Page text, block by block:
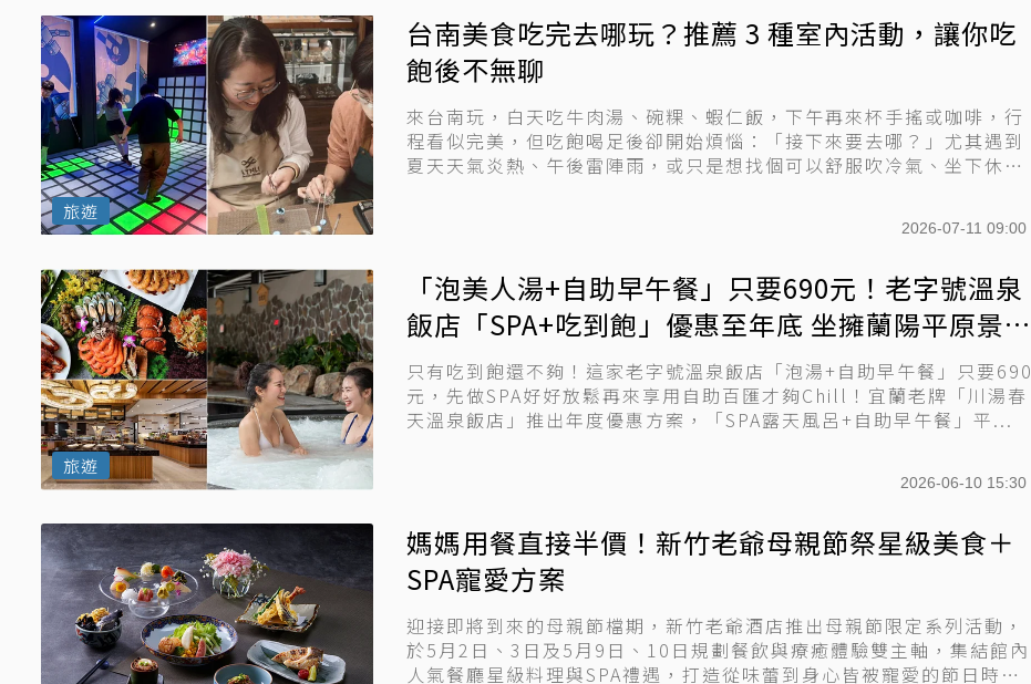
台南美食吃完去哪玩？推薦 3 種室內活動，讓你吃
飽後不無聊
來台南玩，白天吃牛肉湯、碗粿、蝦仁飯，下午再來杯手搖或咖啡，行
程看似完美，但吃飽喝足後卻開始煩惱：「接下來要去哪？」尤其遇到
夏天天氣炎熱、午後雷陣雨，或只是想找個可以舒服吹冷氣、坐下休息
旅遊
2026-07-11 09:00
「泡美人湯+自助早午餐」只要690元！老字號溫泉
飯店「SPA+吃到飽」優惠至年底 坐擁蘭陽平原景緻
爽嗑Buffet
只有吃到飽還不夠！這家老字號溫泉飯店「泡湯+自助早午餐」只要690
元，先做SPA好好放鬆再來享用自助百匯才夠Chill！宜蘭老牌「川湯春
天溫泉飯店」推出年度優惠方案，「SPA露天風呂+自助早午餐」平...
旅遊
2026-06-10 15:30
媽媽用餐直接半價！新竹老爺母親節祭星級美食＋
SPA寵愛方案
迎接即將到來的母親節檔期，新竹老爺酒店推出母親節限定系列活動，
於5月2日、3日及5月9日、10日規劃餐飲與療癒體驗雙主軸，集結館內
人氣餐廳星級料理與SPA禮遇，打造從味蕾到身心皆被寵愛的節日時